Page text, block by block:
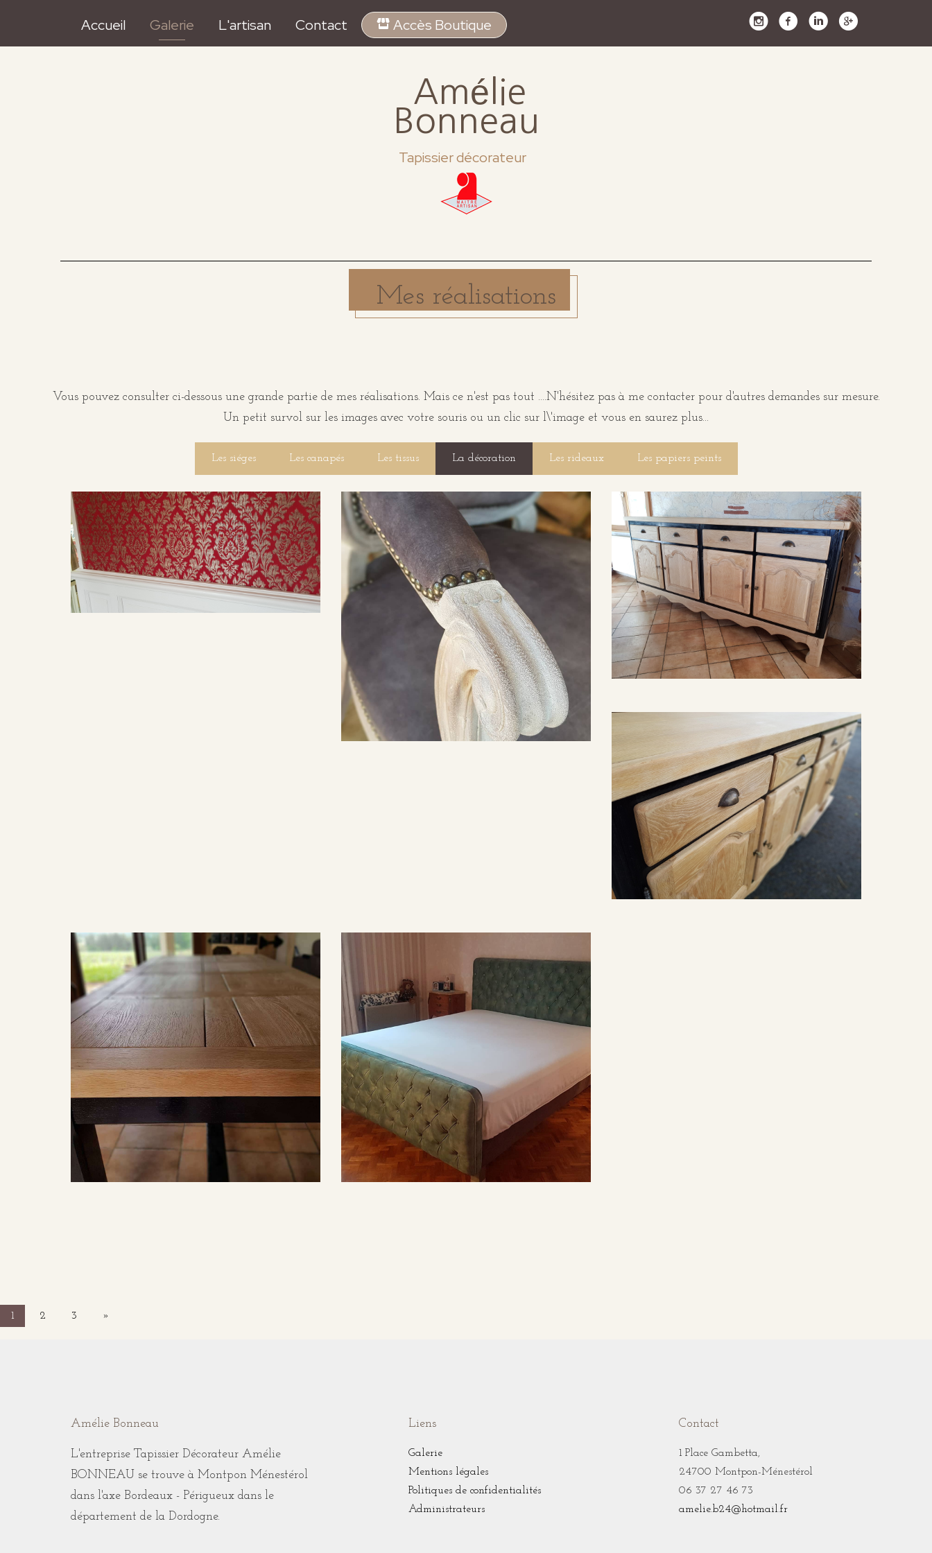
Accueil Galerie L'artisan Contact Accès Boutique
Amélie
Bonneau
Tapissier décorateur
Mes réalisations
Vous pouvez consulter ci-dessous une grande partie de mes réalisations. Mais ce n'est pas tout ....N'hésitez pas à me contacter pour d'autres demandes sur mesure.
Un petit survol sur les images avec votre souris ou un clic sur l\'image et vous en saurez plus...
Les siéges Les canapés Les tissus La décoration Les rideaux Les papiers peints
1 2 3 »
Amélie Bonneau
L'entreprise Tapissier Décorateur Amélie
BONNEAU se trouve à Montpon Ménestérol
dans l'axe Bordeaux - Périgueux dans le
département de la Dordogne.
Liens
Galerie
Mentions légales
Politiques de confidentialités
Administrateurs
Contact
1 Place Gambetta,
24700 Montpon-Ménestérol
06 37 27 46 73
amelie.b24@hotmail.fr